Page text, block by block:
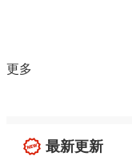
更多
最新更新